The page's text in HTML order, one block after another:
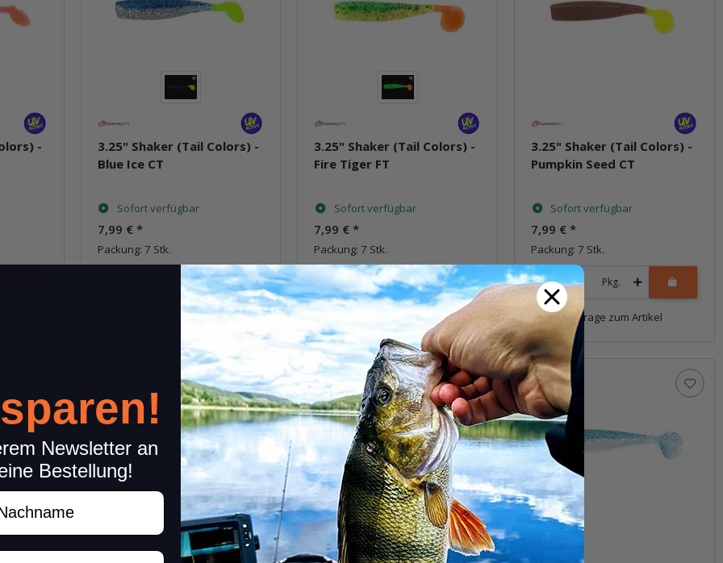
-
3.25" Shaker (Tail Colors) -
Blue Ice CT
Sofort verfügbar
7,99 € *
Packung: 7 Stk.
Pkg.
Frage zum Artikel
3.25" Shaker (Tail Colors) -
Fire Tiger FT
Sofort verfügbar
7,99 €*
Packung: 7 Stk.
Pkg.
Frage zum Artikel
3.25" Shaker (Tail Colors) -
Pumpkin Seed CT
Sofort verfügbar
7,99 €*
Packung: 7 Stk.
Pkg.
Frage zum Artikel
Newsletter an
Bestellung!